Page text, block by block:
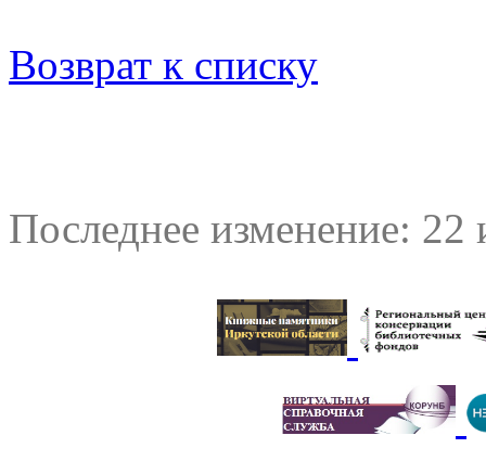
Возврат к списку
Последнее изменение: